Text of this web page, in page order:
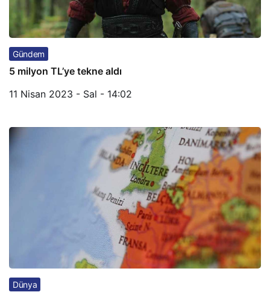
Gündem
5 milyon TL’ye tekne aldı
11 Nisan 2023 - Sal - 14:02
Dünya